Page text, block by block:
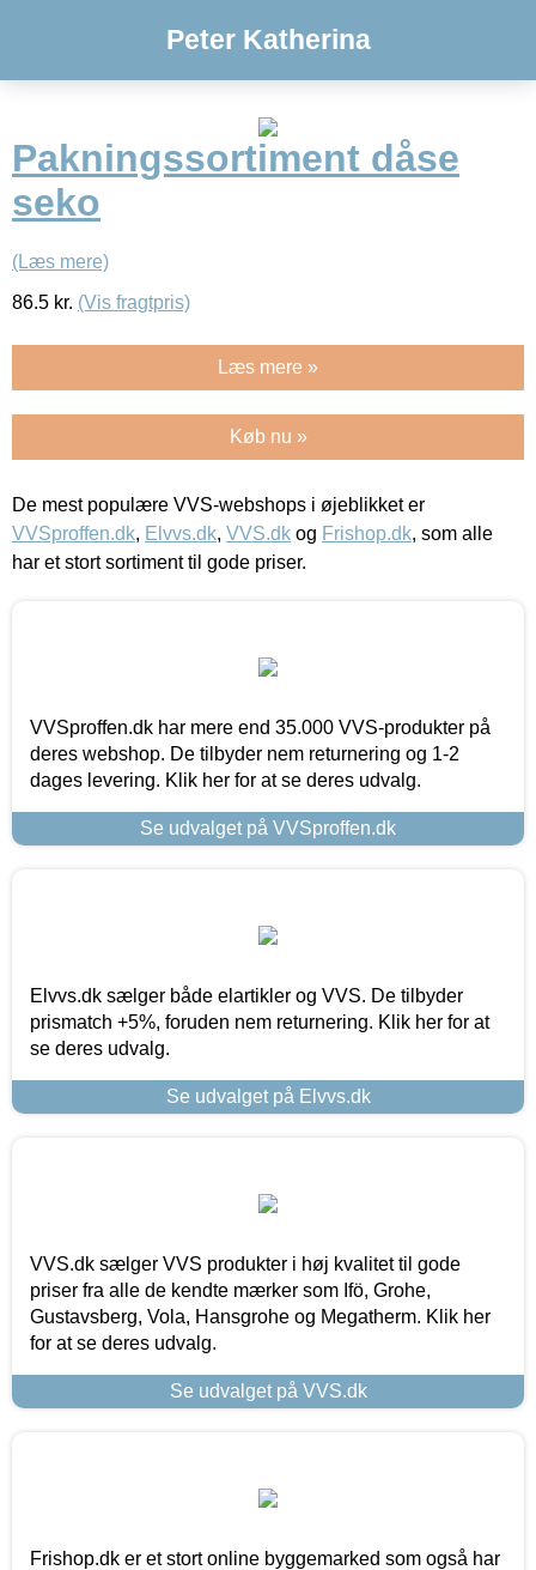
Peter Katherina
Pakningssortiment dåse
seko
(Læs mere)
86.5 kr. (Vis fragtpris)
Læs mere »
Køb nu »
De mest populære VVS-webshops i øjeblikket er
VVSproffen.dk, Elvvs.dk, VVS.dk og Frishop.dk, som alle
har et stort sortiment til gode priser.
VVSproffen.dk har mere end 35.000 VVS-produkter på
deres webshop. De tilbyder nem returnering og 1-2
dages levering. Klik her for at se deres udvalg.
Se udvalget på VVSproffen.dk
Elvvs.dk sælger både elartikler og VVS. De tilbyder
prismatch +5%, foruden nem returnering. Klik her for at
se deres udvalg.
Se udvalget på Elvvs.dk
VVS.dk sælger VVS produkter i høj kvalitet til gode
priser fra alle de kendte mærker som Ifö, Grohe,
Gustavsberg, Vola, Hansgrohe og Megatherm. Klik her
for at se deres udvalg.
Se udvalget på VVS.dk
Frishop.dk er et stort online byggemarked som også har